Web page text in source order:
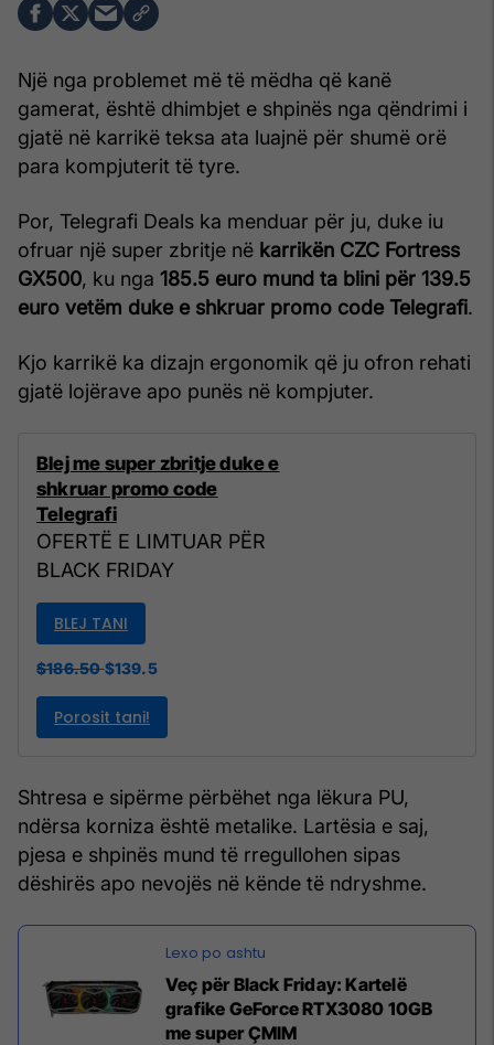
Një nga problemet më të mëdha që kanë
gamerat, është dhimbjet e shpinës nga qëndrimi i
gjatë në karrikë teksa ata luajnë për shumë orë
para kompjuterit të tyre.
Por, Telegrafi Deals ka menduar për ju, duke iu
ofruar një super zbritje në karrikën CZC Fortress
GX500, ku nga 185.5 euro mund ta blini për 139.5
euro vetëm duke e shkruar promo code Telegrafi.
Kjo karrikë ka dizajn ergonomik që ju ofron rehati
gjatë lojërave apo punës në kompjuter.
Blej me super zbritje duke e
shkruar promo code
Telegrafi
OFERTË E LIMTUAR PËR
BLACK FRIDAY
BLEJ TANI
$186.50$139.5
Shtresa e sipërme përbëhet nga lëkura PU,
ndërsa korniza është metalike. Lartësia e saj,
pjesa e shpinës mund të rregullohen sipas
dëshirës apo nevojës në kënde të ndryshme.
Veç për Black Friday: Kartelë
grafike GeForce RTX3080 10GB
me super ÇMIM